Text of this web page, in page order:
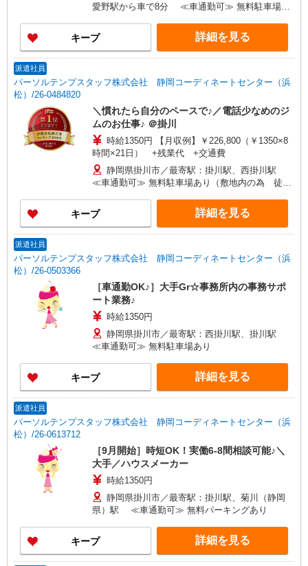
愛野駅から車で8分 ≪車通勤可≫ 無料駐車場あ
キープ 詳細を見る
派遣社員
パーソルテンプスタッフ株式会社 静岡コーディネートセンター（浜
松）/26-0484820
＼慣れたら自分のペースで♪／電話少なめのジ
ムのお仕事♪ ＠掛川
時給1350円 【月収例】￥226,800（￥1350×8
時間×21日） +残業代 +交通費
静岡県掛川市／最寄駅：掛川駅、西掛川駅
≪車通勤可≫ 無料駐車場あり（敷地内の為 徒歩
キープ 詳細を見る
派遣社員
パーソルテンプスタッフ株式会社 静岡コーディネートセンター（浜
松）/26-0503366
［車通勤OK♪］大手Gr☆事務所内の事務サポ
ート業務♪
時給1350円
静岡県掛川市／最寄駅：西掛川駅、掛川駅
≪車通勤可≫ 無料駐車場あり
キープ 詳細を見る
派遣社員
パーソルテンプスタッフ株式会社 静岡コーディネートセンター（浜
松）/26-0613712
［9月開始］時短OK！実働6-8間相談可能♪＼
大手／ハウスメーカー
時給1350円
静岡県掛川市／最寄駅：掛川駅、菊川（静岡
県）駅 ≪車通勤可≫ 無料パーキングあり
キープ 詳細を見る